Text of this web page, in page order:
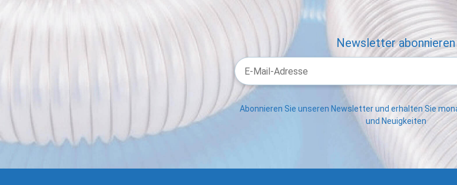
Newsletter abonnieren
Abonnieren Sie unseren Newsletter und erhalten Sie
und Neuigkeiten